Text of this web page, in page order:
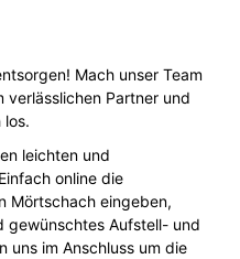
Mach unser Team
verlässlichen Partner und
los.
leichten und
online die
Mörtschach eingeben,
gewünschtes Aufstell- und
uns im Anschluss um die